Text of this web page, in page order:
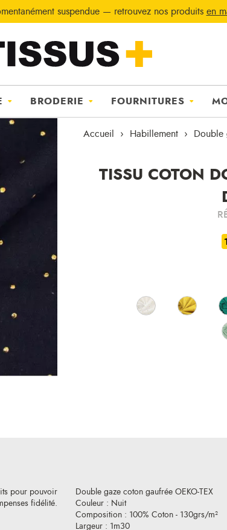
suspendue — retrouvez nos produits en
BRODERIE FOURNITURES
Accueil Habillement Double
TISSU COTON
pour pouvoir
fidélité.
Double gaze coton gaufrée OEKO-TEX
Couleur : Nuit
Composition : 100% Coton - 130grs/m²
Largeur : 1m30